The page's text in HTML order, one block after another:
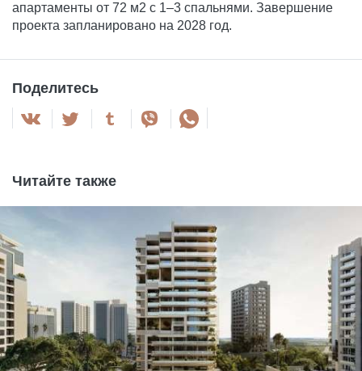
апартаменты от 72 м2 с 1–3 спальнями. Завершение
проекта запланировано на 2028 год.
Поделитесь
Читайте также